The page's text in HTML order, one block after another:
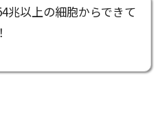
兆以上の細胞からできて